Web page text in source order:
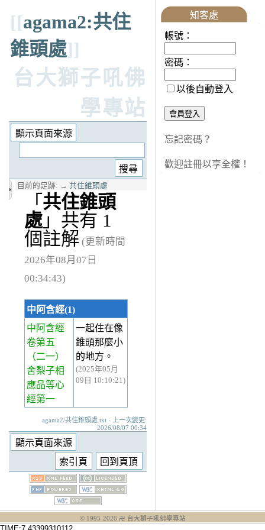
[[agama2:共住
錐頭處]]
台大獅子吼佛
學專站
目前的足跡: → 共住錐頭處
「 共住錐頭
處 」共有 1
個註解 (更新時間
2026年08月07日
00:34:43)
中阿含經(1)
中阿含經
卷第五
（二一）
舍梨子相
應品等心
經第一
一起住在像
錐頭那麼小
的地方。
(2025年05月
09日 10:10:21)
agama2/共住錐頭處.txt · 上一次變更:
2026/08/07 00:34
知客處
帳號：
密碼：
以後自動登入
忘記密碼？
歡迎註冊以享全權！
© 1995-2026 卍 台大獅子吼佛學專站